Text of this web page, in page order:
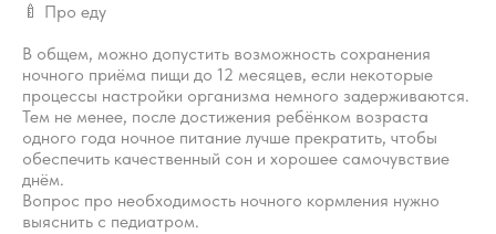
🍼 Про еду
В общем, можно допустить возможность сохранения
ночного приёма пищи до 12 месяцев, если некоторые
процессы настройки организма немного задерживаются.
Тем не менее, после достижения ребёнком возраста
одного года ночное питание лучше прекратить, чтобы
обеспечить качественный сон и хорошее самочувствие
днём.
Вопрос про необходимость ночного кормления нужно
выяснить с педиатром.